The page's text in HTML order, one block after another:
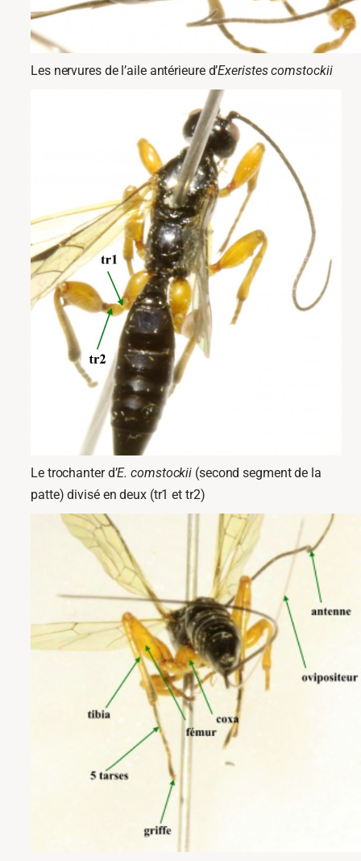
Les nervures de l’aile antérieure d’Exeristes comstockii
Le trochanter d’E. comstockii (second segment de la
patte) divisé en deux (tr1 et tr2)